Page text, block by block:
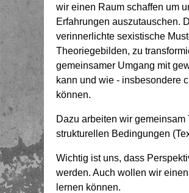
wir einen Raum schaffen um
Erfahrungen auszutauschen.
verinnerlichte sexistische
Theoriegebilden, zu
gemeinsamer Umgang mit
kann und wie - insbesondere
können.
Dazu arbeiten wir
strukturellen Bedingungen
Wichtig ist uns, dass
werden. Auch wollen wir
lernen können.